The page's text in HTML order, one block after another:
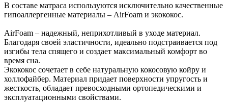
В составе матраса используются исключительно качественные
гипоаллергенные материалы – AirFoam и экококос.
AirFoam – надежный, неприхотливый в уходе материал.
Благодаря своей эластичности, идеально подстраивается под
изгибы тела спящего и создает максимальный комфорт во
время сна.
Экококос сочетает в себе натуральную кокосовую койру и
холлофайбер. Материал придает поверхности упругость и
жесткость, обладает превосходными ортопедическими и
эксплуатационными свойствами.